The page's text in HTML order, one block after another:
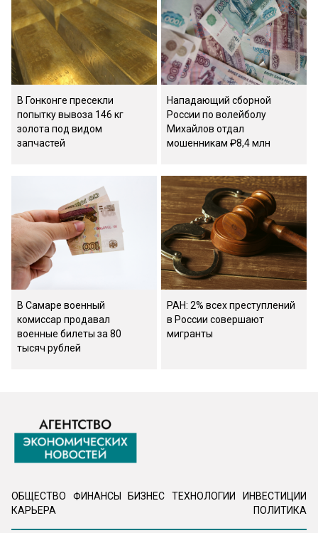
В Гонконге пресекли
попытку вывоза 146 кг
золота под видом
запчастей
Нападающий сборной
России по волейболу
Михайлов отдал
мошенникам ₽8,4 млн
В Самаре военный
комиссар продавал
военные билеты за 80
тысяч рублей
РАН: 2% всех преступлений
в России совершают
мигранты
ОБЩЕСТВО ФИНАНСЫ БИЗНЕС ТЕХНОЛОГИИ
ИНВЕСТИЦИИ
КАРЬЕРА
ПОЛИТИКА